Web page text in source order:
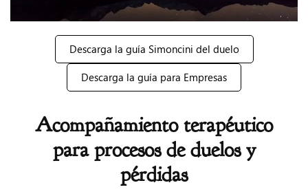
Descarga la guía Simoncini del duelo
Descarga la guía para Empresas
Acompañamiento terapéutico
paraprocesosde duelos y
pérdidas